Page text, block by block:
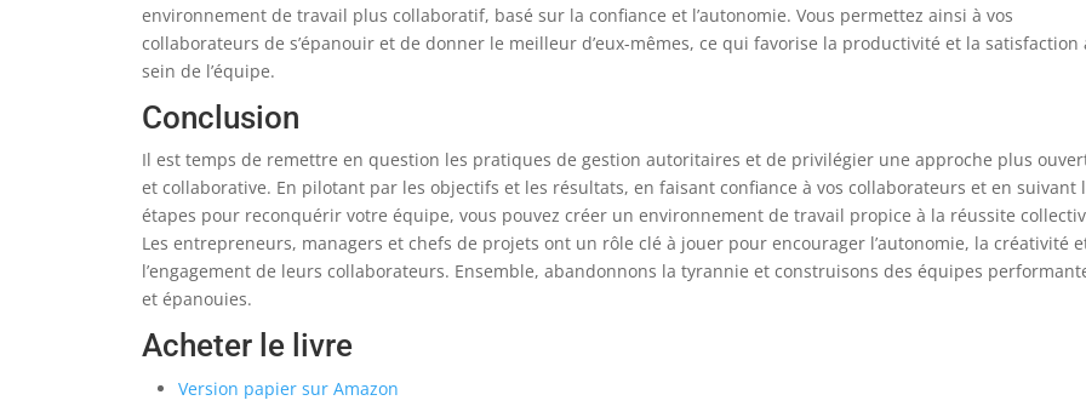
environnement de travail plus collaboratif, basé sur la confiance et l’autonomie. Vous permettez ainsi à vos
collaborateurs de s’épanouir et de donner le meilleur d’eux-mêmes, ce qui favorise la productivité et la satisfaction
sein de l’équipe.
Conclusion
Il est temps de remettre en question les pratiques de gestion autoritaires et de privilégier une approche plus
et collaborative. En pilotant par les objectifs et les résultats, en faisant confiance à vos collaborateurs et en suivant
étapes pour reconquérir votre équipe, vous pouvez créer un environnement de travail propice à la réussite
Les entrepreneurs, managers et chefs de projets ont un rôle clé à jouer pour encourager l’autonomie, la créativité
l’engagement de leurs collaborateurs. Ensemble, abandonnons la tyrannie et construisons des équipes
et épanouies.
Acheter le livre
Version papier sur Amazon